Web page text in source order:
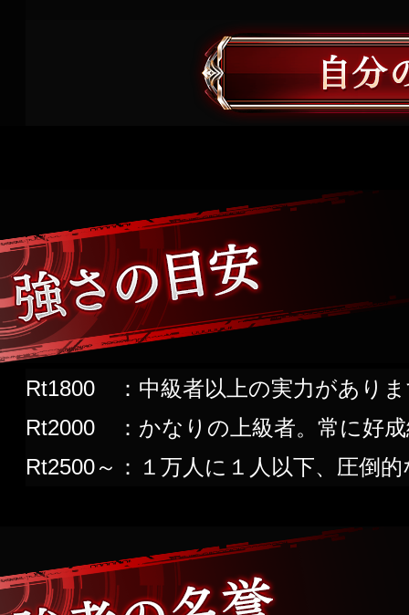
Rt1800
：中級者以上の実力があり
Rt2000
：かなりの上級者。常に好
Rt2500～ ：１万人に１人以下、圧倒